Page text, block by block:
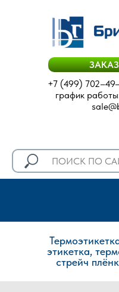
+7 (499)
график
этикетка,
стрейч